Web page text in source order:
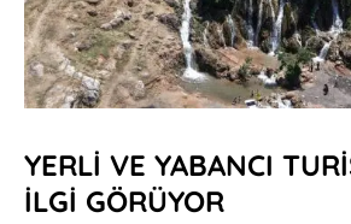
YERLİ VE YABANCI
İLGİ GÖRÜYOR